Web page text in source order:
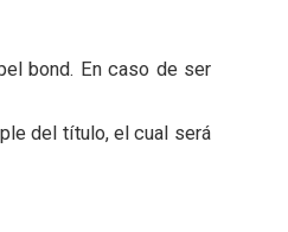
bond. En caso de ser
del título, el cual será